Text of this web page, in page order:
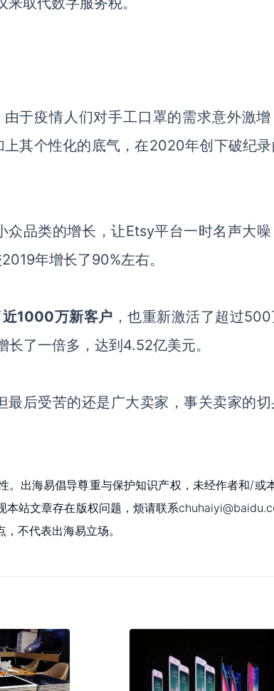
于疫情人们对手工口罩的需求意外激
上其个性化的底气，在2020年创下破纪
品类的增长，让Etsy平台一时名声大
年增长了90%左右。
1000万新客户 ，也重新激活了超过500
了一倍多，达到4.52亿美元。
后受苦的还是广大卖家，事关卖家的
。出海易倡导尊重与保护知识产权，未经作者和/或
本站文章存在版权问题，烦请联系
不代表出海易立场。